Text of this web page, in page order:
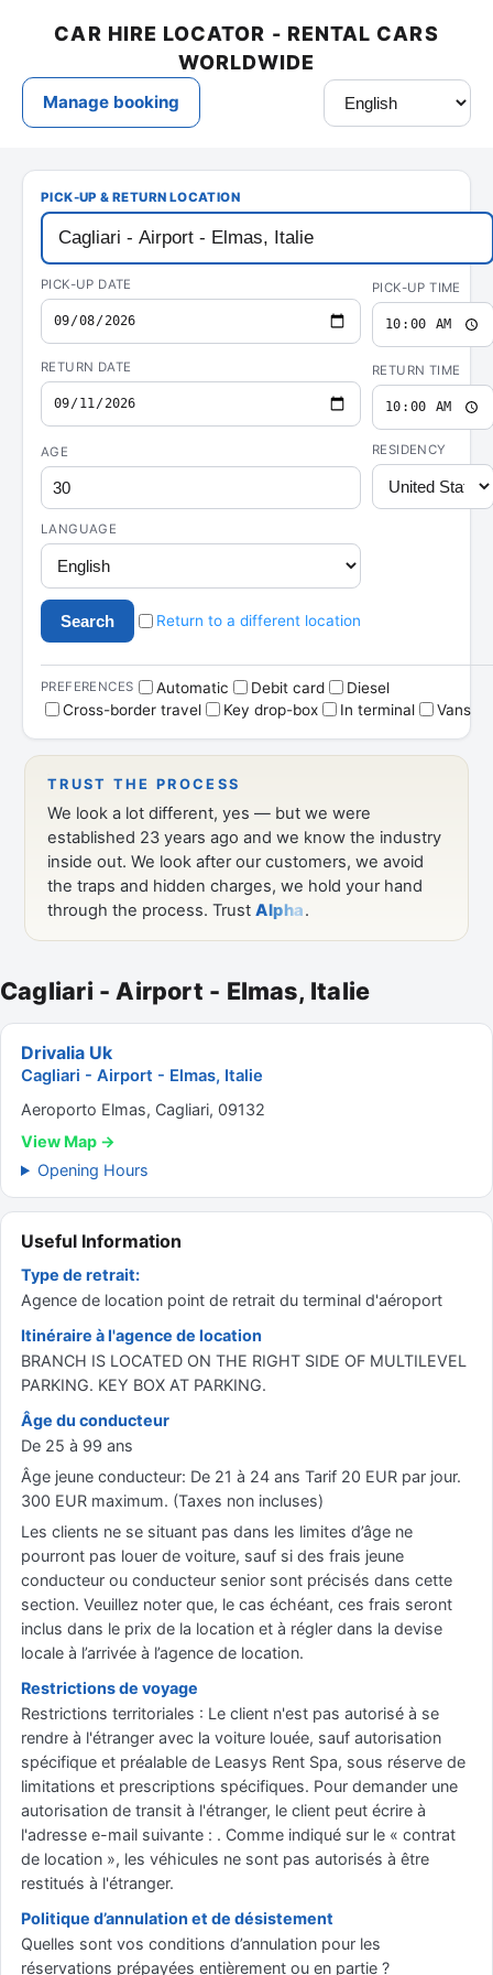
Cagliari - Airport - Elmas, Italie
Drivalia Uk
Cagliari - Airport - Elmas, Italie
Aeroporto Elmas, Cagliari, 09132
View Map →
Opening Hours
Useful Information
Type de retrait:
Agence de location point de retrait du terminal d'aéroport
Itinéraire à l'agence de location
BRANCH IS LOCATED ON THE RIGHT SIDE OF MULTILEVEL
PARKING. KEY BOX AT PARKING.
Âge du conducteur
De 25 à 99 ans
Âge jeune conducteur: De 21 à 24 ans Tarif 20 EUR par jour.
300 EUR maximum. (Taxes non incluses)
Les clients ne se situant pas dans les limites d’âge ne
pourront pas louer de voiture, sauf si des frais jeune
conducteur ou conducteur senior sont précisés dans cette
section. Veuillez noter que, le cas échéant, ces frais seront
inclus dans le prix de la location et à régler dans la devise
locale à l’arrivée à l’agence de location.
Restrictions de voyage
Restrictions territoriales : Le client n'est pas autorisé à se
rendre à l'étranger avec la voiture louée, sauf autorisation
spécifique et préalable de Leasys Rent Spa, sous réserve de
limitations et prescriptions spécifiques. Pour demander une
autorisation de transit à l'étranger, le client peut écrire à
l'adresse e-mail suivante : . Comme indiqué sur le « contrat
de location », les véhicules ne sont pas autorisés à être
restitués à l'étranger.
Politique d’annulation et de désistement
Quelles sont vos conditions d’annulation pour les
réservations prépayées entièrement ou en partie ?